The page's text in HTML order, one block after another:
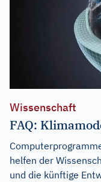
Wissenschaft
FAQ:
helfen der
und die künftige